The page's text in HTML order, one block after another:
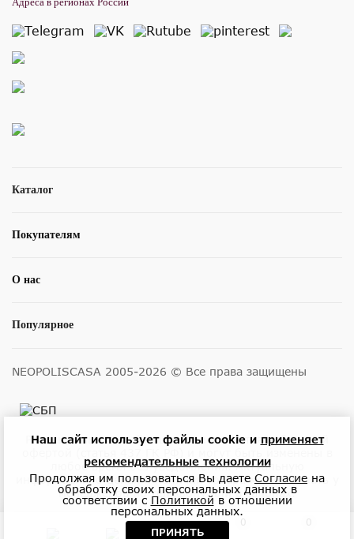
Каталог
Покупателям
О нас
Популярное
NEOPOLISCASA 2005-2026 © Все права защищены
Размещенные на сайте цены не являются публичной
любое время без уведомления. Актуальную
информацию о ценах и наличии товара можно узнать у
менеджеров по телефону или в салонах.
Наш сайт использует файлы cookie и применяет
рекомендательные технологии
Продолжая им пользоваться Вы даете Согласие на
обработку своих персональных данных в
соответствии с Политикой в отношении
персональных данных.
ПРИНЯТЬ